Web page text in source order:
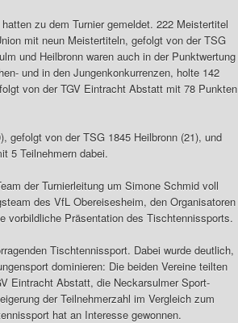
zu dem Turnier gemeldet. 222 Meistertitel
mit neun Meistertiteln, gefolgt von der TSG
und Heilbronn waren auch in der Punktwertung
und in den Jungenkonkurrenzen, holte 142
von der TGV Eintracht Abstatt mit 78 Punkten
gefolgt von der TSG 1845 Heilbronn (21), und
5 Teilnehmern dabei.
der Turnierleitung um Simone Schmid voll
des VfL Obereisesheim, den Organisatoren
vorbildliche Präsentation des Tischtennissports.
Tischtennissport. Dabei wurde deutlich,
dominieren: Die beiden Vereine teilten
Eintracht Abstatt, die Neckarsulmer Sport-
der Teilnehmerzahl im Vergleich zum
hat an Interesse gewonnen.